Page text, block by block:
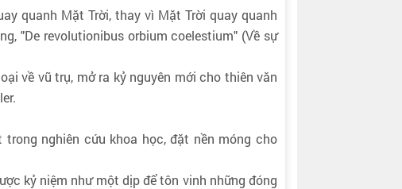
quanh Mặt Trời, thay vì Mặt Trời quay quanh
"De revolutionibus orbium coelestium" (Về sự
về vũ trụ, mở ra kỷ nguyên mới cho thiên văn
nghiên cứu khoa học, đặt nền móng cho
kỷ niệm như một dịp để tôn vinh những đóng